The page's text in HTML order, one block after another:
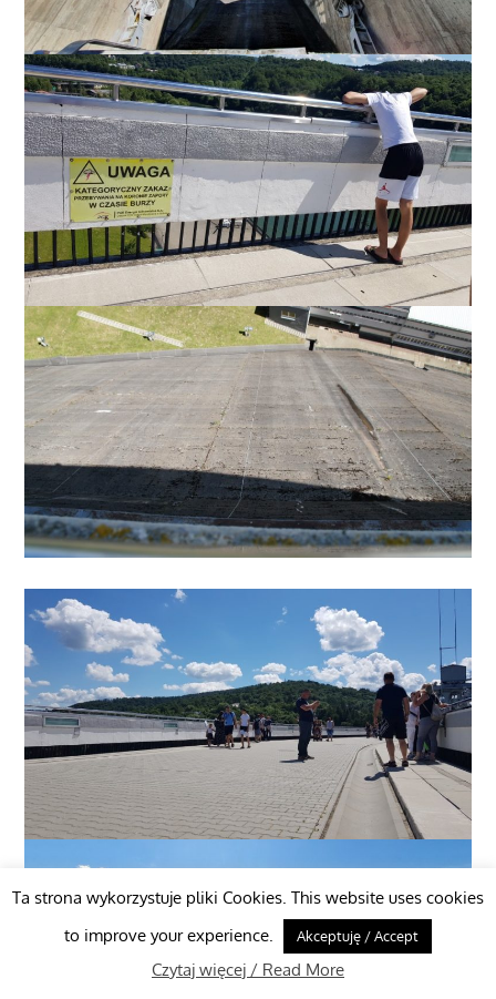
Ta strona wykorzystuje pliki Cookies. This website uses cookies
to improve your experience.
Akceptuję / Accept
Czytaj więcej / Read More